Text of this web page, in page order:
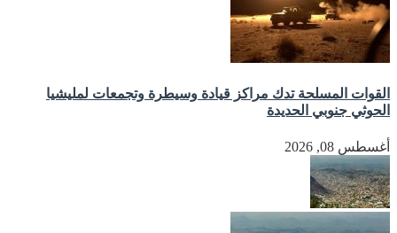
القوات المسلحة تدك مراكز قيادة وسيطرة وتجمعات لمليشيا
الحوثي جنوبي الحديدة
أغسطس 08, 2026